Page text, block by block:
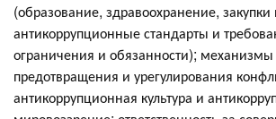
(образование, здравоохранение, закупки
антикоррупционные стандарты и
ограничения и обязанности);
предотвращения и урегулирования
антикоррупционная культура и